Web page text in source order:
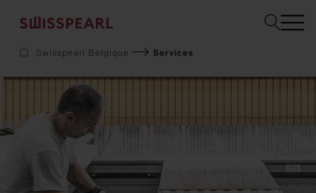
Façade
Toiture
Construction
Interior
Téléchargements
Swisspearl Belgique Services